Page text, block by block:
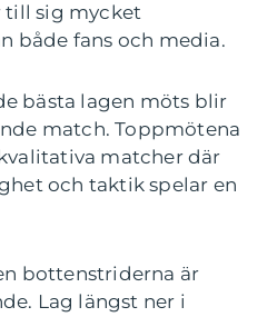
till sig mycket
både fans och media.
bästa lagen möts blir
match. Toppmötena
matcher där
och taktik spelar en
bottenstriderna är
Lag längst ner i